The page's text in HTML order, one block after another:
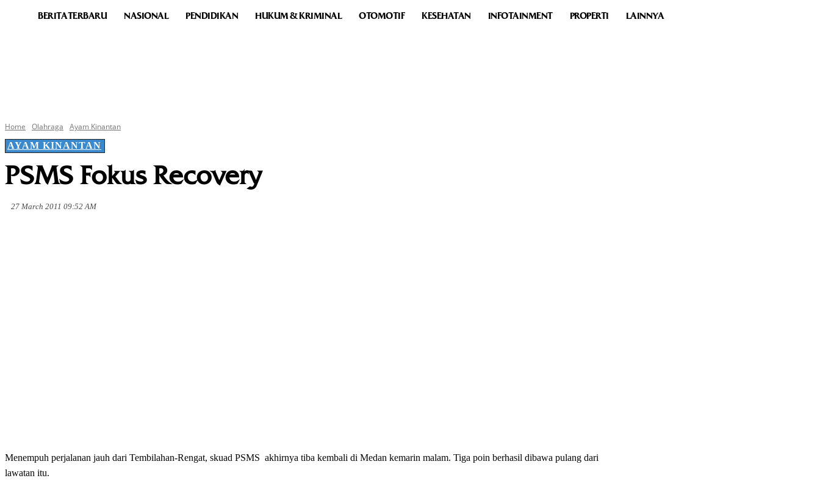
BERITA TERBARU NASIONAL PENDIDIKAN HUKUM & KRIMINAL OTOMOTIF KESEHATAN INFOTAINMENT PROPERTI LAINNYA
Home Olahraga
Ayam Kinantan
AYAM KINANTAN
PSMS Fokus Recovery
27 March 2011 09:52 AM
Menempuh perjalanan jauh dari Tembilahan-Rengat, skuad PSMS akhirnya tiba kembali di Medan kemarin malam. Tiga poin berhasil dibawa pulang dari
lawatan itu.